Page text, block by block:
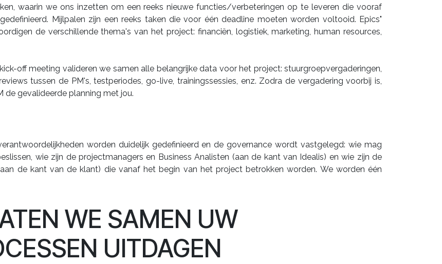
waarin we ons inzetten om een reeks nieuwe functies/verbeteringen op te leveren die vooraf
Mijlpalen zijn een reeks taken die voor één deadline moeten worden voltooid. Epics"
de verschillende thema's van het project: financiën, logistiek, marketing, human resources,
off meeting valideren we samen alle belangrijke data voor het project: stuurgroepvergaderingen,
tussen de PM's, testperiodes, go-live, trainingssessies, enz. Zodra de vergadering voorbij is,
de gevalideerde planning met jou.
worden duidelijk gedefinieerd en de governance wordt vastgelegd: wie mag
wie zijn de projectmanagers en Business Analisten (aan de kant van Idealis) en wie zijn de
de kant van de klant) die vanaf het begin van het project betrokken worden. We worden één
WE SAMEN UW
UITDAGEN